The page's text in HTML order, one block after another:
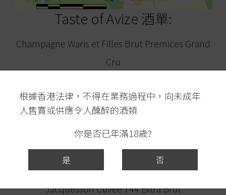
根據香港法律，不得在業務過程中，向未成年
人售賣或供應令人醺醉的酒類
你是否已年滿18歲?
是 否
Taste of Avize 酒單:
Champagne Waris et Filles Brut Premices Grand
Cru
Champagne Waris et Filles Millesime 2015
Charles De Cazanove Brut
Jacquesson Cuvee 744 Extra Brut